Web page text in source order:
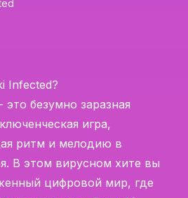
Infected?
- это безумно заразная
игра,
ритм и мелодию в
В этом вирусном хите вы
цифровой мир, где